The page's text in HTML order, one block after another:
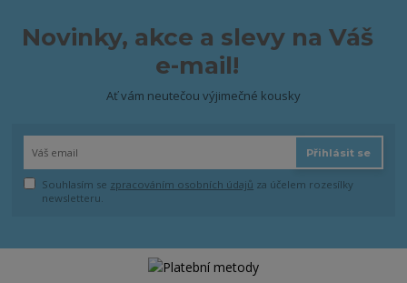
Novinky, akce a slevy na Váš
e-mail!
Ať vám neutečou výjimečné kousky
Přihlásit se
Souhlasím se zpracováním osobních údajů za účelem rozesílky
newsletteru.